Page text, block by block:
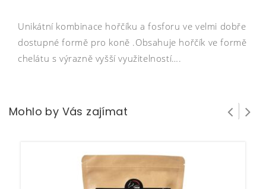
Unikátní kombinace hořčíku a fosforu ve velmi dobře
dostupné formě pro koně .Obsahuje hořčík ve formě
chelátu s výrazně vyšší využitelností….
Mohlo by Vás zajímat